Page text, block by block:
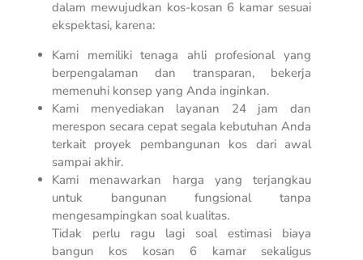
dalam mewujudkan kos-kosan 6 kamar sesuai
ekspektasi, karena:
Kami memiliki tenaga ahli profesional yang
berpengalaman dan transparan, bekerja
memenuhi konsep yang Anda inginkan.
Kami menyediakan layanan 24 jam dan
merespon secara cepat segala kebutuhan Anda
terkait proyek pembangunan kos dari awal
sampai akhir.
Kami menawarkan harga yang terjangkau
untuk bangunan fungsional tanpa
mengesampingkan soal kualitas.
Tidak perlu ragu lagi soal estimasi biaya
bangun kos kosan 6 kamar sekaligus